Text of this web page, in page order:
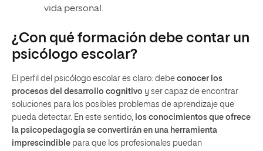
vida personal.
¿Con qué formación debe contar un
psicólogo escolar?
El perfil del psicólogo escolar es claro: debe conocer los
procesos del desarrollo cognitivo y ser capaz de encontrar
soluciones para los posibles problemas de aprendizaje que
pueda detectar. En este sentido,
los conocimientos que ofrece
la psicopedagogía se convertirán en una herramienta
imprescindible para que los profesionales puedan